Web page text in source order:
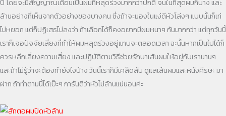
ปี โดยจะมีสัญญาณเตือนเป็นผมที่หลุดร่วงมากกว่าปกติ จนในที่สุดผมก็บาง และ
ล้านอย่างที่เห็นจากตัวอย่างของบางคน ซึ่งถ้าจะมองในแง่ดีหัวโล่งๆ แบบนั้นก็เท่
ไม่หยอก แต่ก็ปฏิเสธไม่ลงว่า ถ้าเลือกได้ก็คงอยากมีผมหนาๆ กันมากกว่า แต่ทุกวันนี้
เราก็เจอปัจจัยเสี่ยงที่ทำให้ผมหลุดร่วงอยู่แทบจะตลอดเวลา ฉะนั้นหากเป็นไปได้ก็
ควรหลีกเลี่ยงความเสี่ยง และปฏิบัติตามวิธีช่วยรักษาเส้นผมให้อยู่กับเรานานๆ
และถ้าไม่รู้ว่าจะต้องทำยังไงบ้าง วันนี้เราก็มีเคล็ดลับ ดูแลเส้นผมและหนังศีรษะ มา
ฝาก ถ้าทำตามนี้ได้เป๊ะๆ การันตีว่าหัวไม่ล้านแน่นอนค่ะ